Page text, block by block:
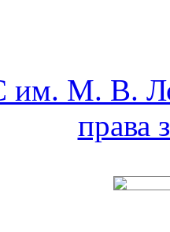
М. В.
права